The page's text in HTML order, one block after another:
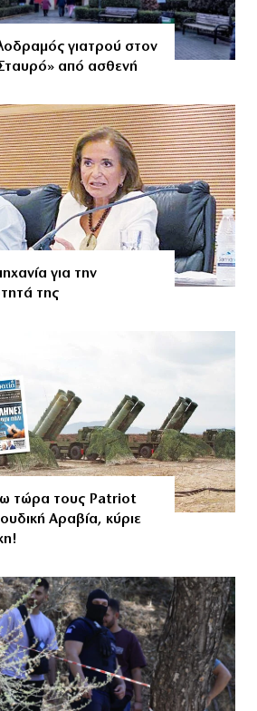
γιατρού στον
από ασθενή
για την
της
τώρα τους Patriot
Αραβία, κύριε